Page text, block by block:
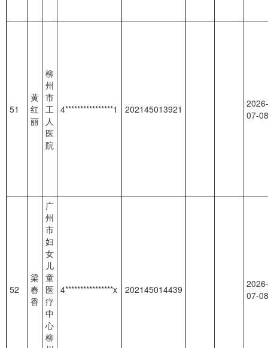
51
黄
红
丽
柳
州
市
工
人
医
院
4****************1 202145013921
2026-
07-08
52
梁
春
香
广
州
市
妇
女
儿
童
医
疗
中
心
柳
4****************x 202145014439
2026-
07-08